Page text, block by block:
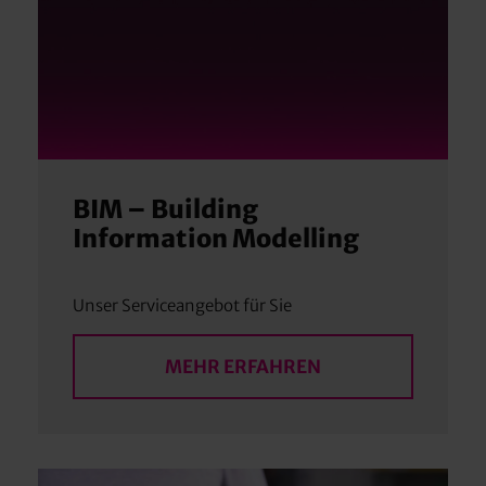
BIM – Building
Information Modelling
Unser Serviceangebot für Sie
MEHR ERFAHREN